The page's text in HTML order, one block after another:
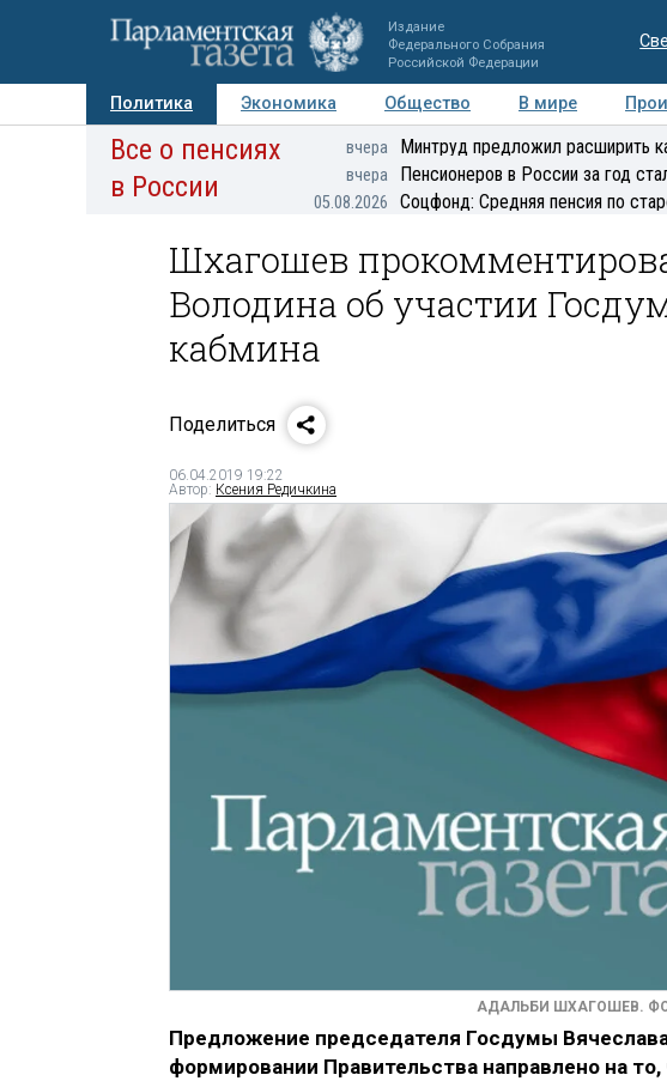
Издание
Федерального Собрания
Российской Федерации
Политика Экономика Общество В мире
Авторы Персоны Мнения Регионы
Все о пенсиях
в России
вчера Минтруд предложил расширить
вчера Пенсионеров в России за год
05.08.2026 Соцфонд: Средняя пенсия по
Шхагошев
Володина об участии
кабмина
Поделиться
06.04.2019 19:22
Автор: Ксения Редичкина
АДАЛЬБИ ШХАГОШЕВ.
Предложение председателя Госдумы
формировании Правительства направлено на